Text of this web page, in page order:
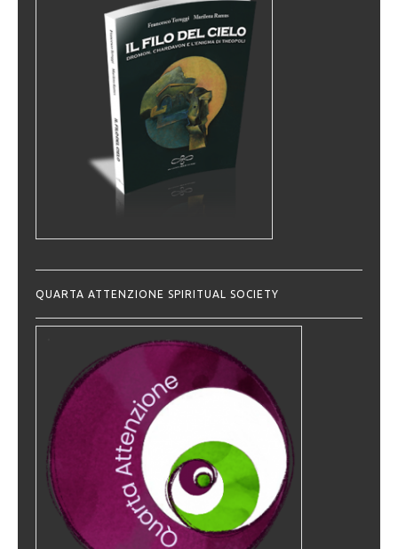
QUARTA ATTENZIONE SPIRITUAL SOCIETY